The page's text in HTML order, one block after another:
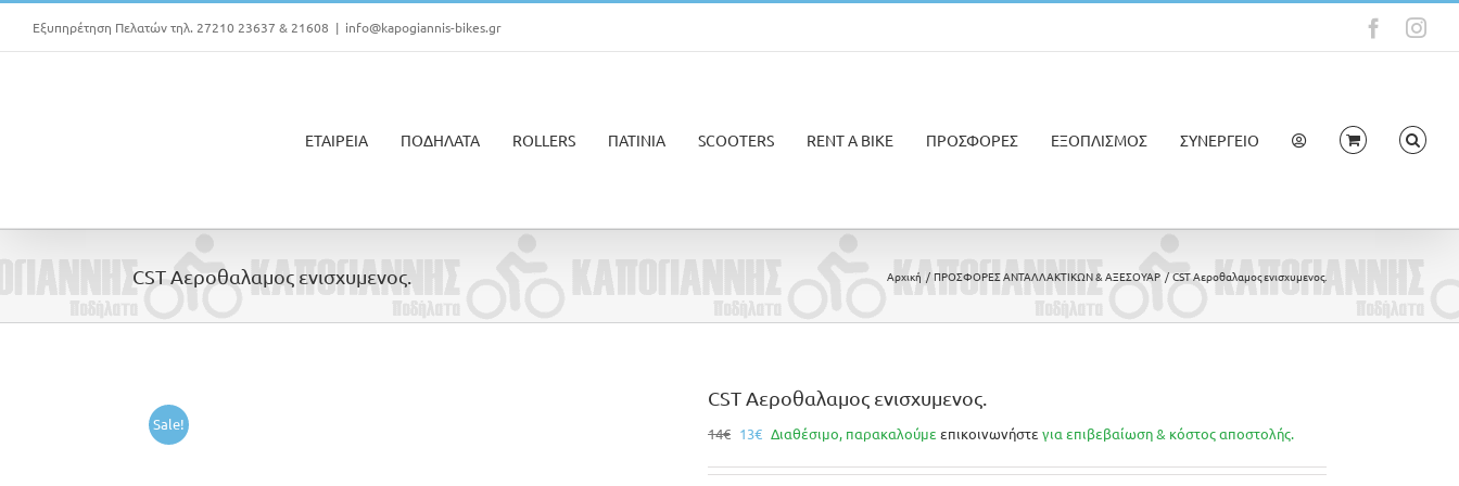
Μετάβαση
περιεχόμενο
Εξυπηρέτηση Πελατών τηλ. 27210 23637 & 21608 | info@kapogiannis-bikes.gr
ΕΤΑΙΡΕΙΑ ΠΟΔΗΛΑΤΑ ROLLERS ΠΑΤΙΝΙΑ SCOOTERS RENT A BIKE ΠΡΟΣΦΟΡΕΣ ΕΞΟΠΛΙΣΜΟΣ ΣΥΝΕΡΓΕΙΟ
CST Αεροθαλαμος ενισχυμενος. Αρχική ΠΡΟΣΦΟΡΕΣ ΑΝΤΑΛΛΑΚΤΙΚΩΝ & ΑΞΕΣΟΥΑΡ CST Αεροθαλαμος ενισχυμενος.
Sale!
CST Αεροθαλαμος ενισχυμενος.
14€ Original
was:
13€Η
τιμή
Διαθέσιμο, παρακαλούμε επικοινωνήστε για επιβεβαίωση & κόστος αποστολής.